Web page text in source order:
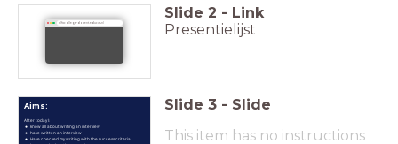
alfacollege-docent.educus.nl
Slide 2 - Link
Presentielijst
Aims:
After today I:
know all about writing an interview
have written an interview
Have checked my writing with the success criteria
Slide 3 - Slide
This item has no instructions